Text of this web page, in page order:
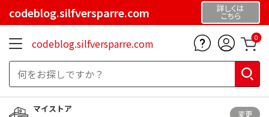
codeblog.silfversparre.com 詳しくは
こちら
codeblog.silfversparre.com 0
マイストア
変更